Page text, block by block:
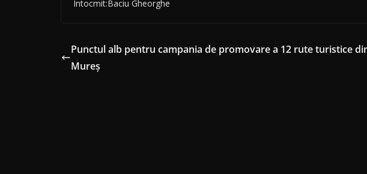
Întocmit:Baciu Gheorghe
Punctul alb pentru campania de promovare a 12 rute turistice
Mureș